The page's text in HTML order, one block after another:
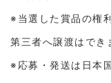
※当選した賞品の権
第三者へ譲渡はでき
※応募・発送は日本